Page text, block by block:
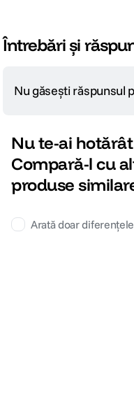
Întrebări și
Nu găsești răspunsul
Nu te-ai
Compară-l cu
produse
Arată doar diferențele